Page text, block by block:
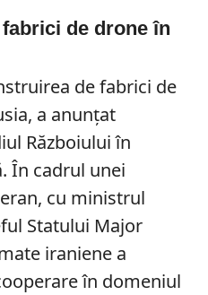
de drone în
de fabrici de
a anunțat
Războiului în
În cadrul unei
cu ministrul
Statului Major
iraniene a
în domeniul